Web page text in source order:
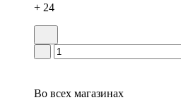
+ 24
Во всех магазинах